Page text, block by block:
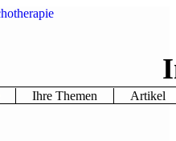
Ihre Themen Artikel